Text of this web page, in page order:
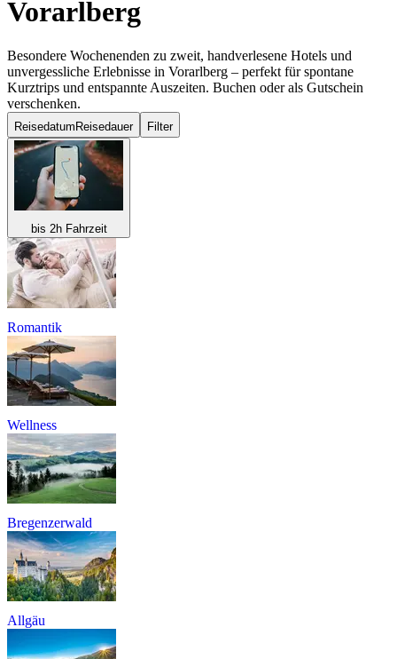
Vorarlberg
Besondere Wochenenden zu zweit, handverlesene Hotels und
unvergessliche Erlebnisse in Vorarlberg – perfekt für spontane
Kurztrips und entspannte Auszeiten. Buchen oder als Gutschein
verschenken.
Reisedatum Reisedauer Filter
bis 2h Fahrzeit
Romantik
Wellness
Bregenzerwald
Allgäu